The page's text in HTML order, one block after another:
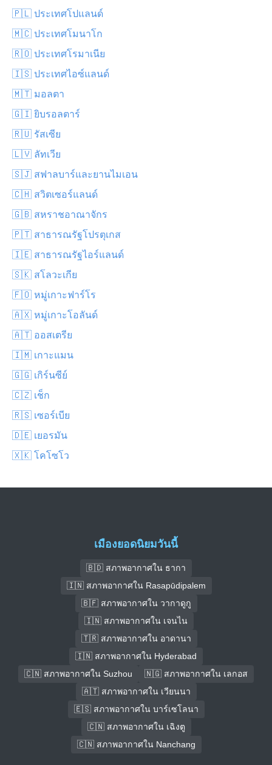
🇵🇱 ประเทศโปแลนด์
🇲🇨 ประเทศโมนาโก
🇷🇴 ประเทศโรมาเนีย
🇮🇸 ประเทศไอซ์แลนด์
🇲🇹 มอลตา
🇬🇮 ยิบรอลตาร์
🇷🇺 รัสเซีย
🇱🇻 ลัทเวีย
🇸🇯 สฟาลบาร์และยานไมเอน
🇨🇭 สวิตเซอร์แลนด์
🇬🇧 สหราชอาณาจักร
🇵🇹 สาธารณรัฐโปรตุเกส
🇮🇪 สาธารณรัฐไอร์แลนด์
🇸🇰 สโลวะเกีย
🇫🇴 หมู่เกาะฟาร์โร
🇦🇽 หมู่เกาะโอลันด์
🇦🇹 ออสเตรีย
🇮🇲 เกาะแมน
🇬🇬 เกิร์นซีย์
🇨🇿 เช็ก
🇷🇸 เซอร์เบีย
🇩🇪 เยอรมัน
🇽🇰 โคโซโว
เมืองยอดนิยมวันนี้
🇧🇩 สภาพอากาศใน ธากา
🇮🇳 สภาพอากาศใน Rasapūdipalem
🇧🇫 สภาพอากาศใน วากาดูกู
🇮🇳 สภาพอากาศใน เจนไน
🇹🇷 สภาพอากาศใน อาดานา
🇮🇳 สภาพอากาศใน Hyderabad
🇨🇳 สภาพอากาศใน Suzhou
🇳🇬 สภาพอากาศใน เลกอส
🇦🇹 สภาพอากาศใน เวียนนา
🇪🇸 สภาพอากาศใน บาร์เซโลนา
🇨🇳 สภาพอากาศใน เฉิงตู
🇨🇳 สภาพอากาศใน Nanchang